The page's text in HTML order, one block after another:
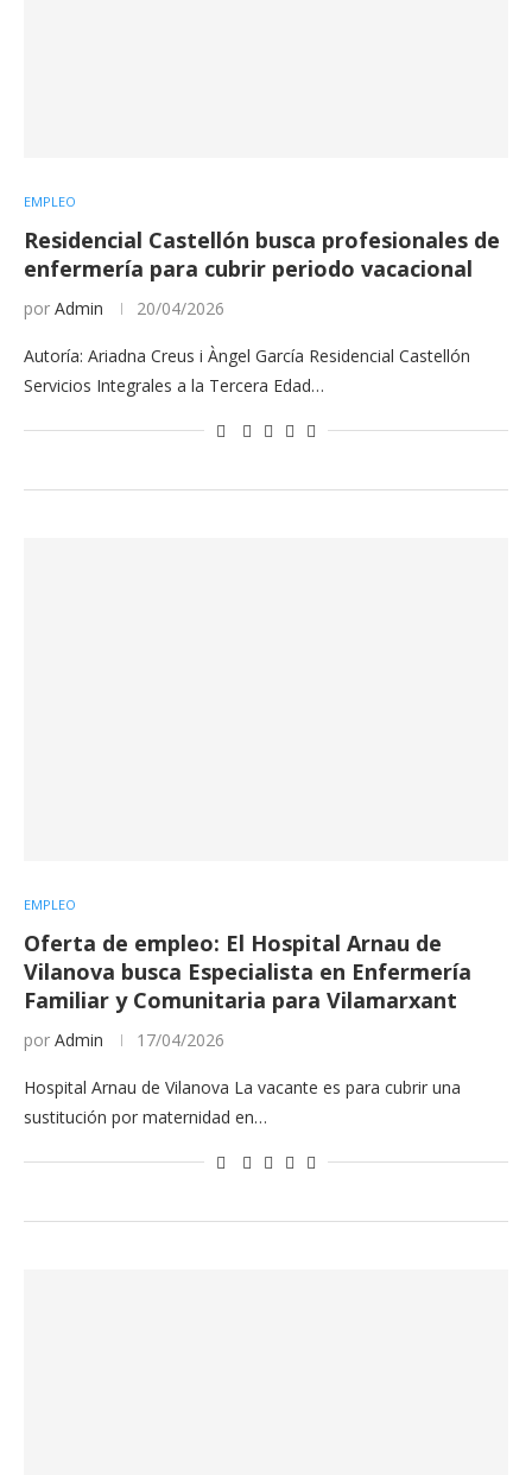
EMPLEO
Residencial Castellón busca profesionales de
enfermería para cubrir periodo vacacional
por Admin 20/04/2026
Autoría: Ariadna Creus i Àngel García Residencial Castellón
Servicios Integrales a la Tercera Edad…
EMPLEO
Oferta de empleo: El Hospital Arnau de
Vilanova busca Especialista en Enfermería
Familiar y Comunitaria para Vilamarxant
por Admin 17/04/2026
Hospital Arnau de Vilanova La vacante es para cubrir una
sustitución por maternidad en…